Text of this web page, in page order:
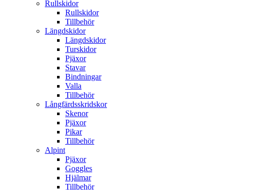
Rullskidor
Rullskidor
Tillbehör
Längdskidor
Längdskidor
Turskidor
Pjäxor
Stavar
Bindningar
Valla
Tillbehör
Långfärdsskridskor
Skenor
Pjäxor
Pikar
Tillbehör
Alpint
Pjäxor
Goggles
Hjälmar
Tillbehör